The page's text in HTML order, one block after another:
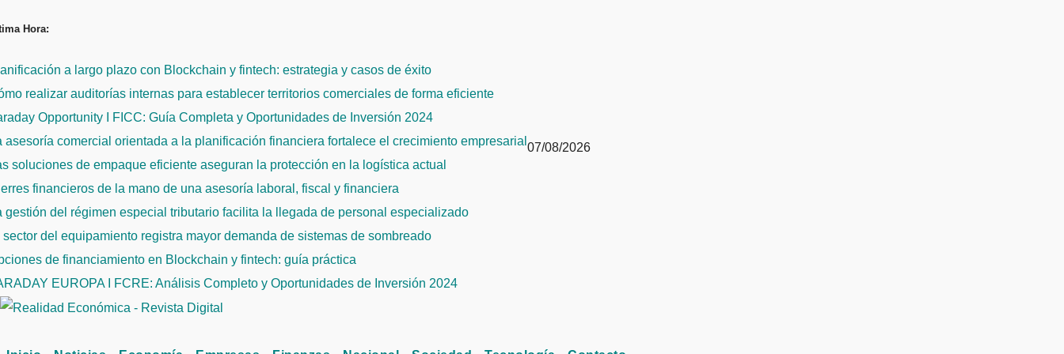
al
Hora:
a largo plazo con Blockchain y fintech: estrategia y casos de éxito
realizar auditorías internas para establecer territorios comerciales de forma eficiente
Opportunity I FICC: Guía Completa y Oportunidades de Inversión 2024
asesoría comercial orientada a la planificación financiera fortalece el crecimiento empresarial
soluciones de empaque eficiente aseguran la protección en la logística actual
financieros de la mano de una asesoría laboral, fiscal y financiera
gestión del régimen especial tributario facilita la llegada de personal especializado
sector del equipamiento registra mayor demanda de sistemas de sombreado
de financiamiento en Blockchain y fintech: guía práctica
EUROPA I FCRE: Análisis Completo y Oportunidades de Inversión 2024
07/08/2026